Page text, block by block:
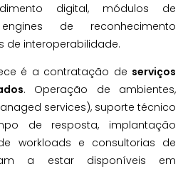
digital, módulos de
de reconhecimento
de interoperabilidade.
é a contratação de serviços
. Operação de ambientes,
services), suporte técnico
de resposta, implantação
workloads e consultorias de
a estar disponíveis em